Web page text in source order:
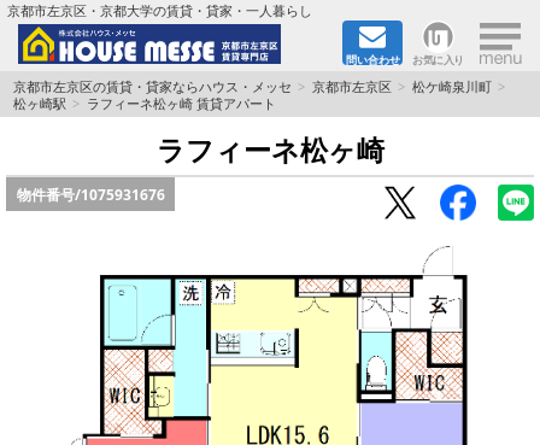
京都市左京区・京都大学の賃貸・貸家・一人暮らし
問い合わせ お気に入り ×
TOPページ
地域から検索
書類DL & 入居者さまへ
家族で住むならマンション？賃家？
一人暮らしの物件特集
京都市左京区の賃貸・貸家ならハウス・メッセ 京都市左京区
松ケ崎泉川町
松ヶ崎駅
ラフィーネ松ヶ崎 賃貸アパート
ラフィーネ松ヶ崎
物件番号/1075931676